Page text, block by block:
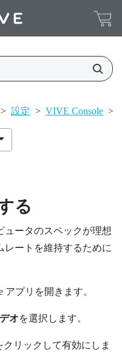
> 設定 > VIVE Console >
る
ュータのスペックが理想
レートを維持するために
アプリを開きます。
オを選択します。
クリックして有効にしま